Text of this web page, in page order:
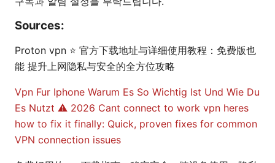
Sources:
Proton vpn ⭐ 官方下载地址与详细使用教程：免费版也
能 提升上网隐私与安全的全方位攻略
Vpn Fur Iphone Warum Es So Wichtig Ist Und Wie Du
Es Nutzt ⚠️ 2026 Cant connect to work vpn heres
how to fix it finally: Quick, proven fixes for common
VPN connection issues